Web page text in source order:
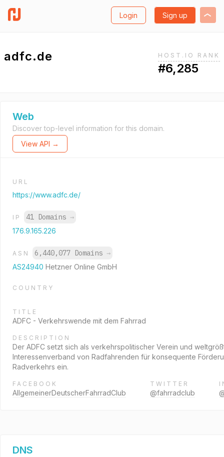
Login Sign up
adfc.de HOST.IO RANK
#6,285
Web
Discover top-level information for this domain.
View API →
URL
https://www.adfc.de/
IP 41 Domains →
176.9.165.226
ASN 6,440,077 Domains →
AS24940 Hetzner Online GmbH
COUNTRY
TITLE
ADFC - Verkehrswende mit dem Fahrrad
DESCRIPTION
Der ADFC setzt sich als verkehrspolitischer Verein und
Interessenverband von Radfahrenden für konsequente
Radverkehrs ein.
FACEBOOK
AllgemeinerDeutscherFahrradClub
TWITTER
@fahrradclub
DNS